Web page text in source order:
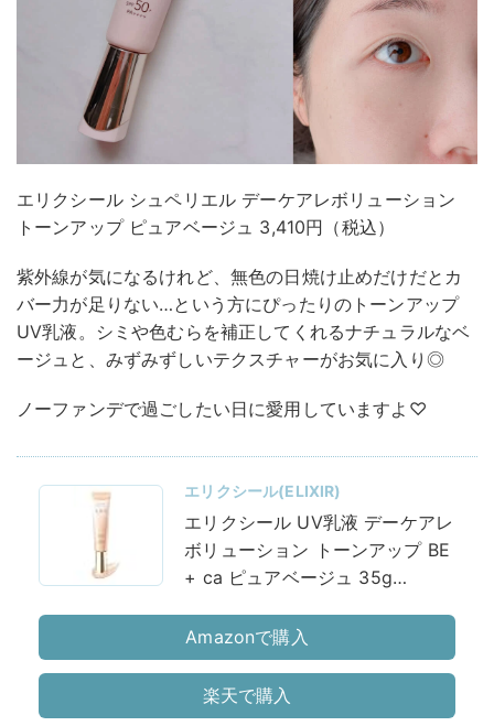
エリクシール シュペリエル デーケアレボリューション
トーンアップ ピュアベージュ 3,410円（税込）
紫外線が気になるけれど、無色の日焼け止めだけだとカ
バー力が足りない…という方にぴったりのトーンアップ
UV乳液。シミや色むらを補正してくれるナチュラルなベ
ージュと、みずみずしいテクスチャーがお気に入り◎
ノーファンデで過ごしたい日に愛用していますよ♡
エリクシール(ELIXIR)
エリクシール UV乳液 デーケアレ
ボリューション トーンアップ BE
+ ca ピュアベージュ 35g
乳液化粧下地日焼け止め シミ補
正 うるわしベージュ ビタミンC
誘導体配合 ELIXIR
Amazonで購入
楽天で購入